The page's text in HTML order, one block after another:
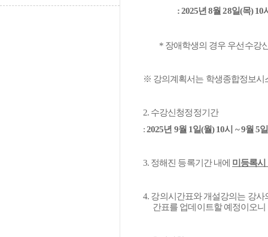
: 2025년8월28일(목) 10
* 장애학생의 경우 우선수강
※ 강의계획서는 학생종합정보시
2. 수강신청정정기간
:2025년 9월 1일(월) 10시 ~ 9월 5일
3. 정해진 등록기간 내에 미등록시
4. 강의시간표와 개설강의는 강
간표를 업데이트할 예정이오